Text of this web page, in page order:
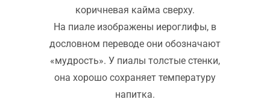
коричневая кайма сверху.
На пиале изображены иероглифы, в
дословном переводе они обозначают
«мудрость». У пиалы толстые стенки,
она хорошо сохраняет температуру
напитка.